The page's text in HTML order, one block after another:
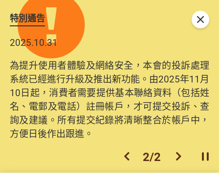
特別通告
2025.10.31
為提升使用者體驗及網絡安全，本會的投訴處理
系統已經進行升級及推出新功能。由2025年11月
10日起，消費者需要提供基本聯絡資料（包括姓
名、電郵及電話）註冊帳戶，才可提交投訴、查
詢及建議。所有提交紀錄將清晰整合於帳戶中，
方便日後作出跟進。
上一個
2/2 下一個開
關閉